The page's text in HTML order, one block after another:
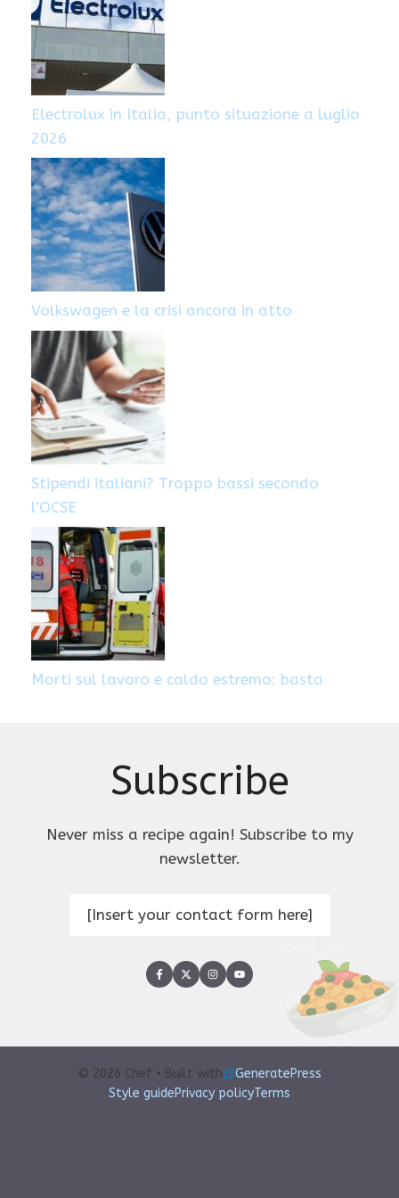
Electrolux in Italia, punto situazione a luglio
2026
Volkswagen e la crisi ancora in atto
Stipendi italiani? Troppo bassi secondo
l’OCSE
Morti sul lavoro e caldo estremo: basta
Subscribe
Never miss a recipe again! Subscribe to my
newsletter.
[Insert your contact form here]
© 2026 Chef • Built with
GeneratePress
Style guidePrivacy policyTerms